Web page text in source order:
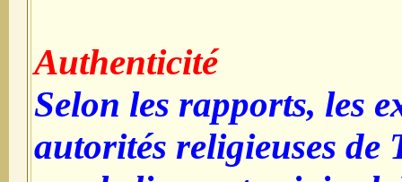
Authenticité
Selon les rapports, les
autorités religieuses de